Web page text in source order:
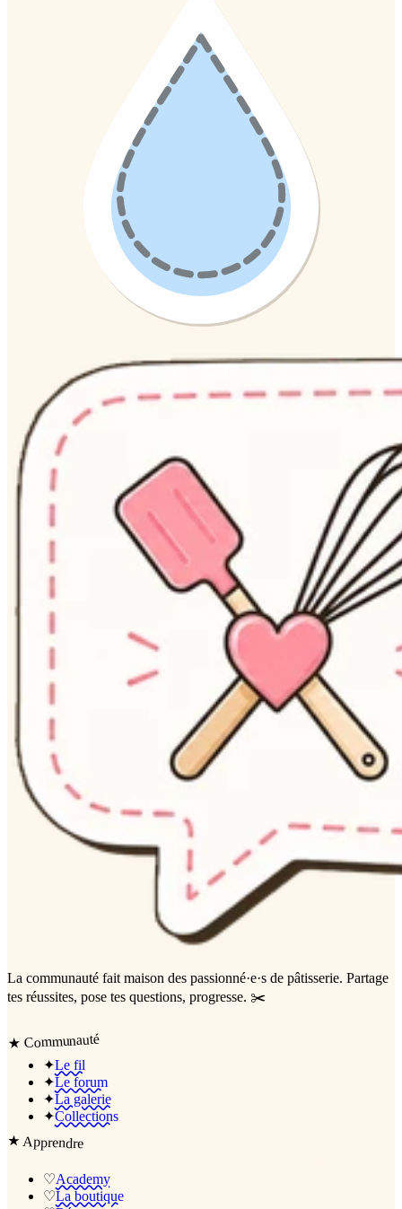
La communauté fait maison des passionné·e·s de pâtisserie. Partage
tes réussites, pose tes questions, progresse. ✂️
★ Communauté
✦Le fil
✦Le forum
✦La galerie
✦Collections
★Apprendre
♡Academy
♡La boutique